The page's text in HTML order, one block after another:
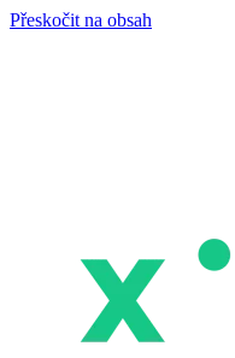
Přeskočit na obsah